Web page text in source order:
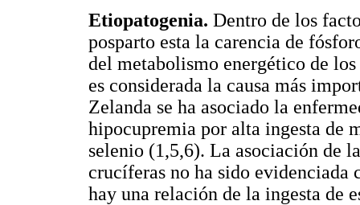
Etiopatogenia. Dentro de los
posparto esta la carencia de
del metabolismo energético de
es considerada la causa más
Zelanda se ha asociado la
hipocupremia por alta ingesta de
selenio (1,5,6). La asociación de
crucíferas no ha sido evidenciada
hay una relación de la ingesta de